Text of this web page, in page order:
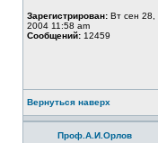
Зарегистрирован: Вт сен 28,
2004 11:58 am
Сообщений: 12459
Вернуться наверх
Проф.А.И.Орлов